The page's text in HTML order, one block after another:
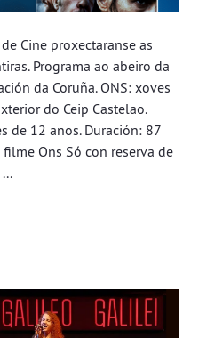
Cine proxectaranse as
Programa ao abeiro da
da Coruña. ONS: xoves
do Ceip Castelao.
de 12 anos. Duración: 87
Ons Só con reserva de